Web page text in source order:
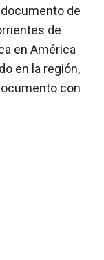
de
de
en América
en la región,
con